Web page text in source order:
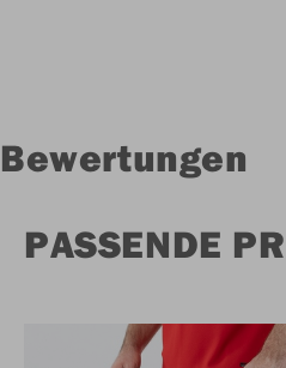
Bewertungen
PASSENDE